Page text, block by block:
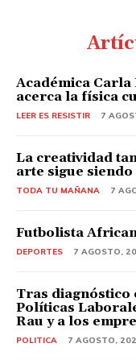
Académica
acerca la física
LEER ES RESISTIR 7
La creatividad
arte sigue
TODA TU MAÑANA 7
Futbolista
DEPORTES 7 AGOSTO,
Tras diagnóstico
Políticas
Rau y a los
POLITICA 7 AGOSTO,